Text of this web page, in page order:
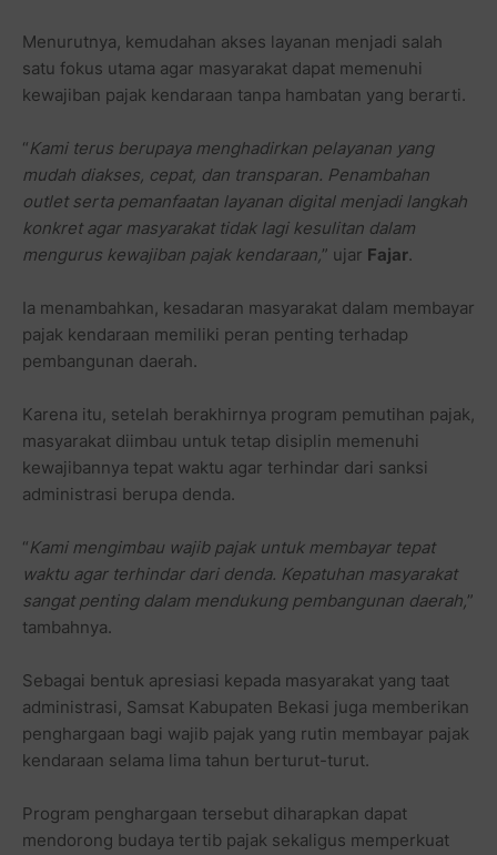
Menurutnya, kemudahan akses layanan menjadi salah
satu fokus utama agar masyarakat dapat memenuhi
kewajiban pajak kendaraan tanpa hambatan yang berarti.
“Kami terus berupaya menghadirkan pelayanan yang
mudah diakses, cepat, dan transparan. Penambahan
outlet serta pemanfaatan layanan digital menjadi langkah
konkret agar masyarakat tidak lagi kesulitan dalam
mengurus kewajiban pajak kendaraan,” ujar Fajar.
Ia menambahkan, kesadaran masyarakat dalam membayar
pajak kendaraan memiliki peran penting terhadap
pembangunan daerah.
Karena itu, setelah berakhirnya program pemutihan pajak,
masyarakat diimbau untuk tetap disiplin memenuhi
kewajibannya tepat waktu agar terhindar dari sanksi
administrasi berupa denda.
“Kami mengimbau wajib pajak untuk membayar tepat
waktu agar terhindar dari denda. Kepatuhan masyarakat
sangat penting dalam mendukung pembangunan daerah,”
tambahnya.
Sebagai bentuk apresiasi kepada masyarakat yang taat
administrasi, Samsat Kabupaten Bekasi juga memberikan
penghargaan bagi wajib pajak yang rutin membayar pajak
kendaraan selama lima tahun berturut-turut.
Program penghargaan tersebut diharapkan dapat
mendorong budaya tertib pajak sekaligus memperkuat